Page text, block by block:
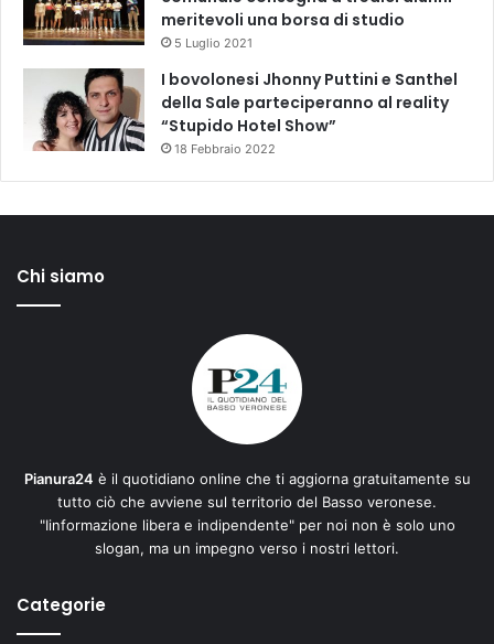
meritevoli una borsa di studio
5 Luglio 2021
I bovolonesi Jhonny Puttini e Santhel
della Sale parteciperanno al reality
“Stupido Hotel Show”
18 Febbraio 2022
Chi siamo
Pianura24 è il quotidiano online che ti aggiorna gratuitamente su
tutto ciò che avviene sul territorio del Basso veronese.
"Iinformazione libera e indipendente" per noi non è solo uno
slogan, ma un impegno verso i nostri lettori.
Categorie